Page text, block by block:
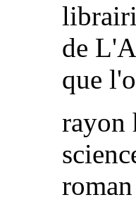
de
que
rayon